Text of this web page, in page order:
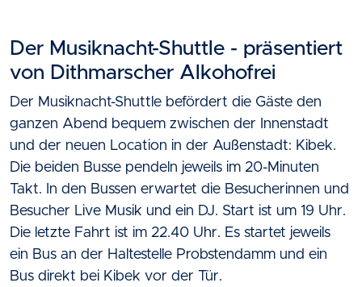
Der Musiknacht-Shuttle - präsentiert
von Dithmarscher Alkohofrei
Der Musiknacht-Shuttle befördert die Gäste den
ganzen Abend bequem zwischen der Innenstadt
und der neuen Location in der Außenstadt: Kibek.
Die beiden Busse pendeln jeweils im 20-Minuten
Takt. In den Bussen erwartet die Besucherinnen und
Besucher Live Musik und ein DJ. Start ist um 19 Uhr.
Die letzte Fahrt ist im 22.40 Uhr. Es startet jeweils
ein Bus an der Haltestelle Probstendamm und ein
Bus direkt bei Kibek vor der Tür.